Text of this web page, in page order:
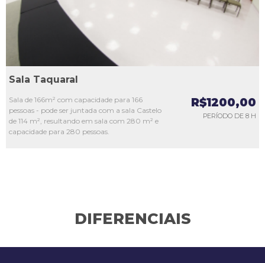
Sala Taquaral
Sala de 166m² com capacidade para 166
pessoas - pode ser juntada com a sala Castelo
de 114 m², resultando em sala com 280 m² e
capacidade para 280 pessoas.
R$1200,00
PERÍODO DE 8 H
DIFERENCIAIS